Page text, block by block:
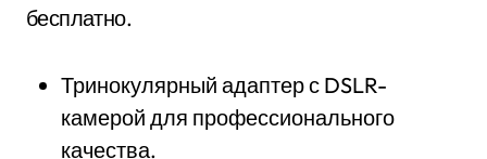
бесплатно.
Тринокулярный адаптер с DSLR-
камерой для профессионального
качества.